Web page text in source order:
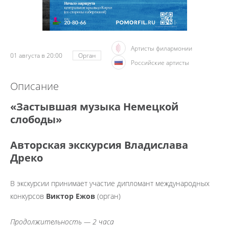
01 августа в 20:00 Орган
Артисты филармонии
Российские артисты
Описание
«Застывшая музыка Немецкой
слободы»
Авторская экскурсия Владислава
Дреко
В экскурсии принимает участие дипломант международных
конкурсов Виктор Ежов (орган)
Продолжительность — 2 часа